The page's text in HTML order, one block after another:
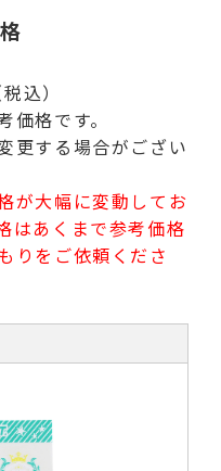
込）
格です。
更する場合がござい
が大幅に変動してお
はあくまで参考価格
りをご依頼くださ